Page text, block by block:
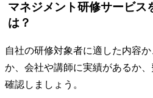
マネジメント研修サービス
は？
自社の研修対象者に適した内容
か、会社や講師に実績があるか
確認しましょう。